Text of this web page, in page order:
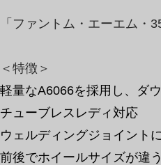
「ファントム・エーエム・35
＜特徴＞
軽量なA6066を採用し、ダ
チューブレスレディ対応
ウェルディングジョイント
前後でホイールサイズが違